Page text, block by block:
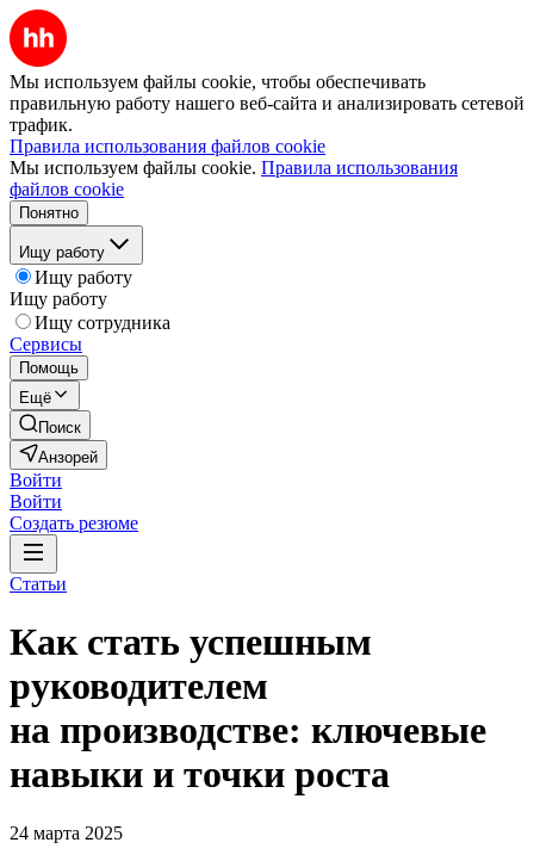
Мы используем файлы cookie, чтобы обеспечивать
правильную работу нашего веб-сайта и анализировать сетевой
трафик.
Правила использования файлов cookie
Мы используем файлы cookie. Правила использования
файлов cookie
Понятно
Ищу работу
Ищу работу
Ищу работу
Ищу сотрудника
Сервисы
Помощь
Ещё
Поиск
Анзорей
Войти
Войти
Создать резюме
Статьи
Как стать успешным
руководителем
на производстве: ключевые
навыки и точки роста
24 марта 2025